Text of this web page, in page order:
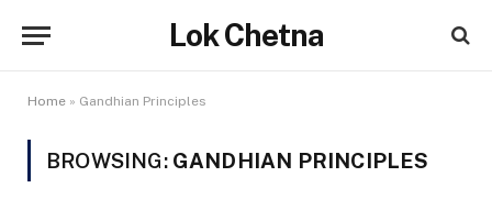
Lok Chetna
Home » Gandhian Principles
BROWSING: GANDHIAN PRINCIPLES